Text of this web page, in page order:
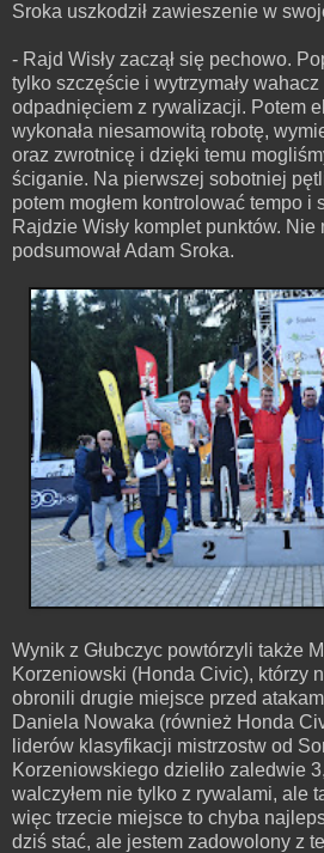
Sroka uszkodził zawieszenie w
- Rajd Wisły zaczął się pechowo.
tylko szczęście i wytrzymały wahacz
odpadnięciem z rywalizacji. Potem
wykonała niesamowitą robotę,
oraz zwrotnicę i dzięki temu
ściganie. Na pierwszej sobotniej
potem mogłem kontrolować tempo i
Rajdzie Wisły komplet punktów. Nie
podsumował Adam Sroka.
Wynik z Głubczyc powtórzyli także
Korzeniowski (Honda Civic), którzy
obronili drugie miejsce przed
Daniela Nowaka (również Honda
liderów klasyfikacji mistrzostw od
Korzeniowskiego dzieliło zaledwie
walczyłem nie tylko z rywalami, ale
więc trzecie miejsce to chyba
dziś stać, ale jestem zadowolony z